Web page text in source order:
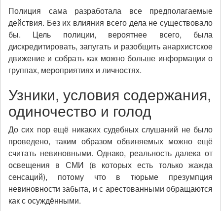
Полиция сама разработала все предполагаемые
действия. Без их влияния всего дела не существовало
бы. Цель полиции, вероятнее всего, была
дискредитировать, запугать и разобщить анархистское
движение и собрать как можно больше информации о
группах, мероприятиях и личностях.
Узники, условия содержания,
одиночество и голод
До сих пор ещё никаких судебных слушаний не было
проведено, таким образом обвиняемых можно ещё
считать невиновными. Однако, реальность далека от
освещения в СМИ (в которых есть только жажда
сенсаций), потому что в тюрьме презумпция
невиновности забыта, и с арестованными обращаются
как с осуждёнными.